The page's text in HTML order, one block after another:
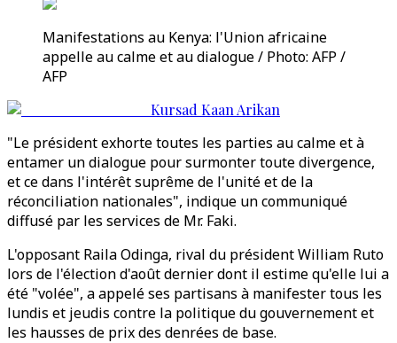
Manifestations au Kenya: l'Union africaine
appelle au calme et au dialogue / Photo: AFP /
AFP
Kursad Kaan Arikan
"Le président exhorte toutes les parties au calme et à
entamer un dialogue pour surmonter toute divergence,
et ce dans l'intérêt suprême de l'unité et de la
réconciliation nationales", indique un communiqué
diffusé par les services de Mr. Faki.
L'opposant Raila Odinga, rival du président William Ruto
lors de l'élection d'août dernier dont il estime qu'elle lui a
été "volée", a appelé ses partisans à manifester tous les
lundis et jeudis contre la politique du gouvernement et
les hausses de prix des denrées de base.